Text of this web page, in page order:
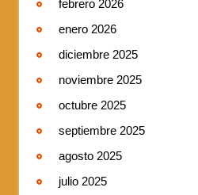
febrero 2026
enero 2026
diciembre 2025
noviembre 2025
octubre 2025
septiembre 2025
agosto 2025
julio 2025